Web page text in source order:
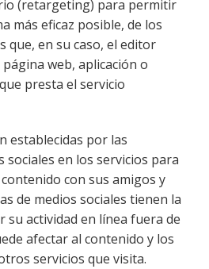
(retargeting) para permitir
más eficaz posible, de los
que, en su caso, el editor
web, aplicación o
presta el servicio
establecidas por las
sociales en los servicios para
con sus amigos y
de medios sociales tienen la
su actividad en línea fuera de
afectar al contenido y los
servicios que visita.